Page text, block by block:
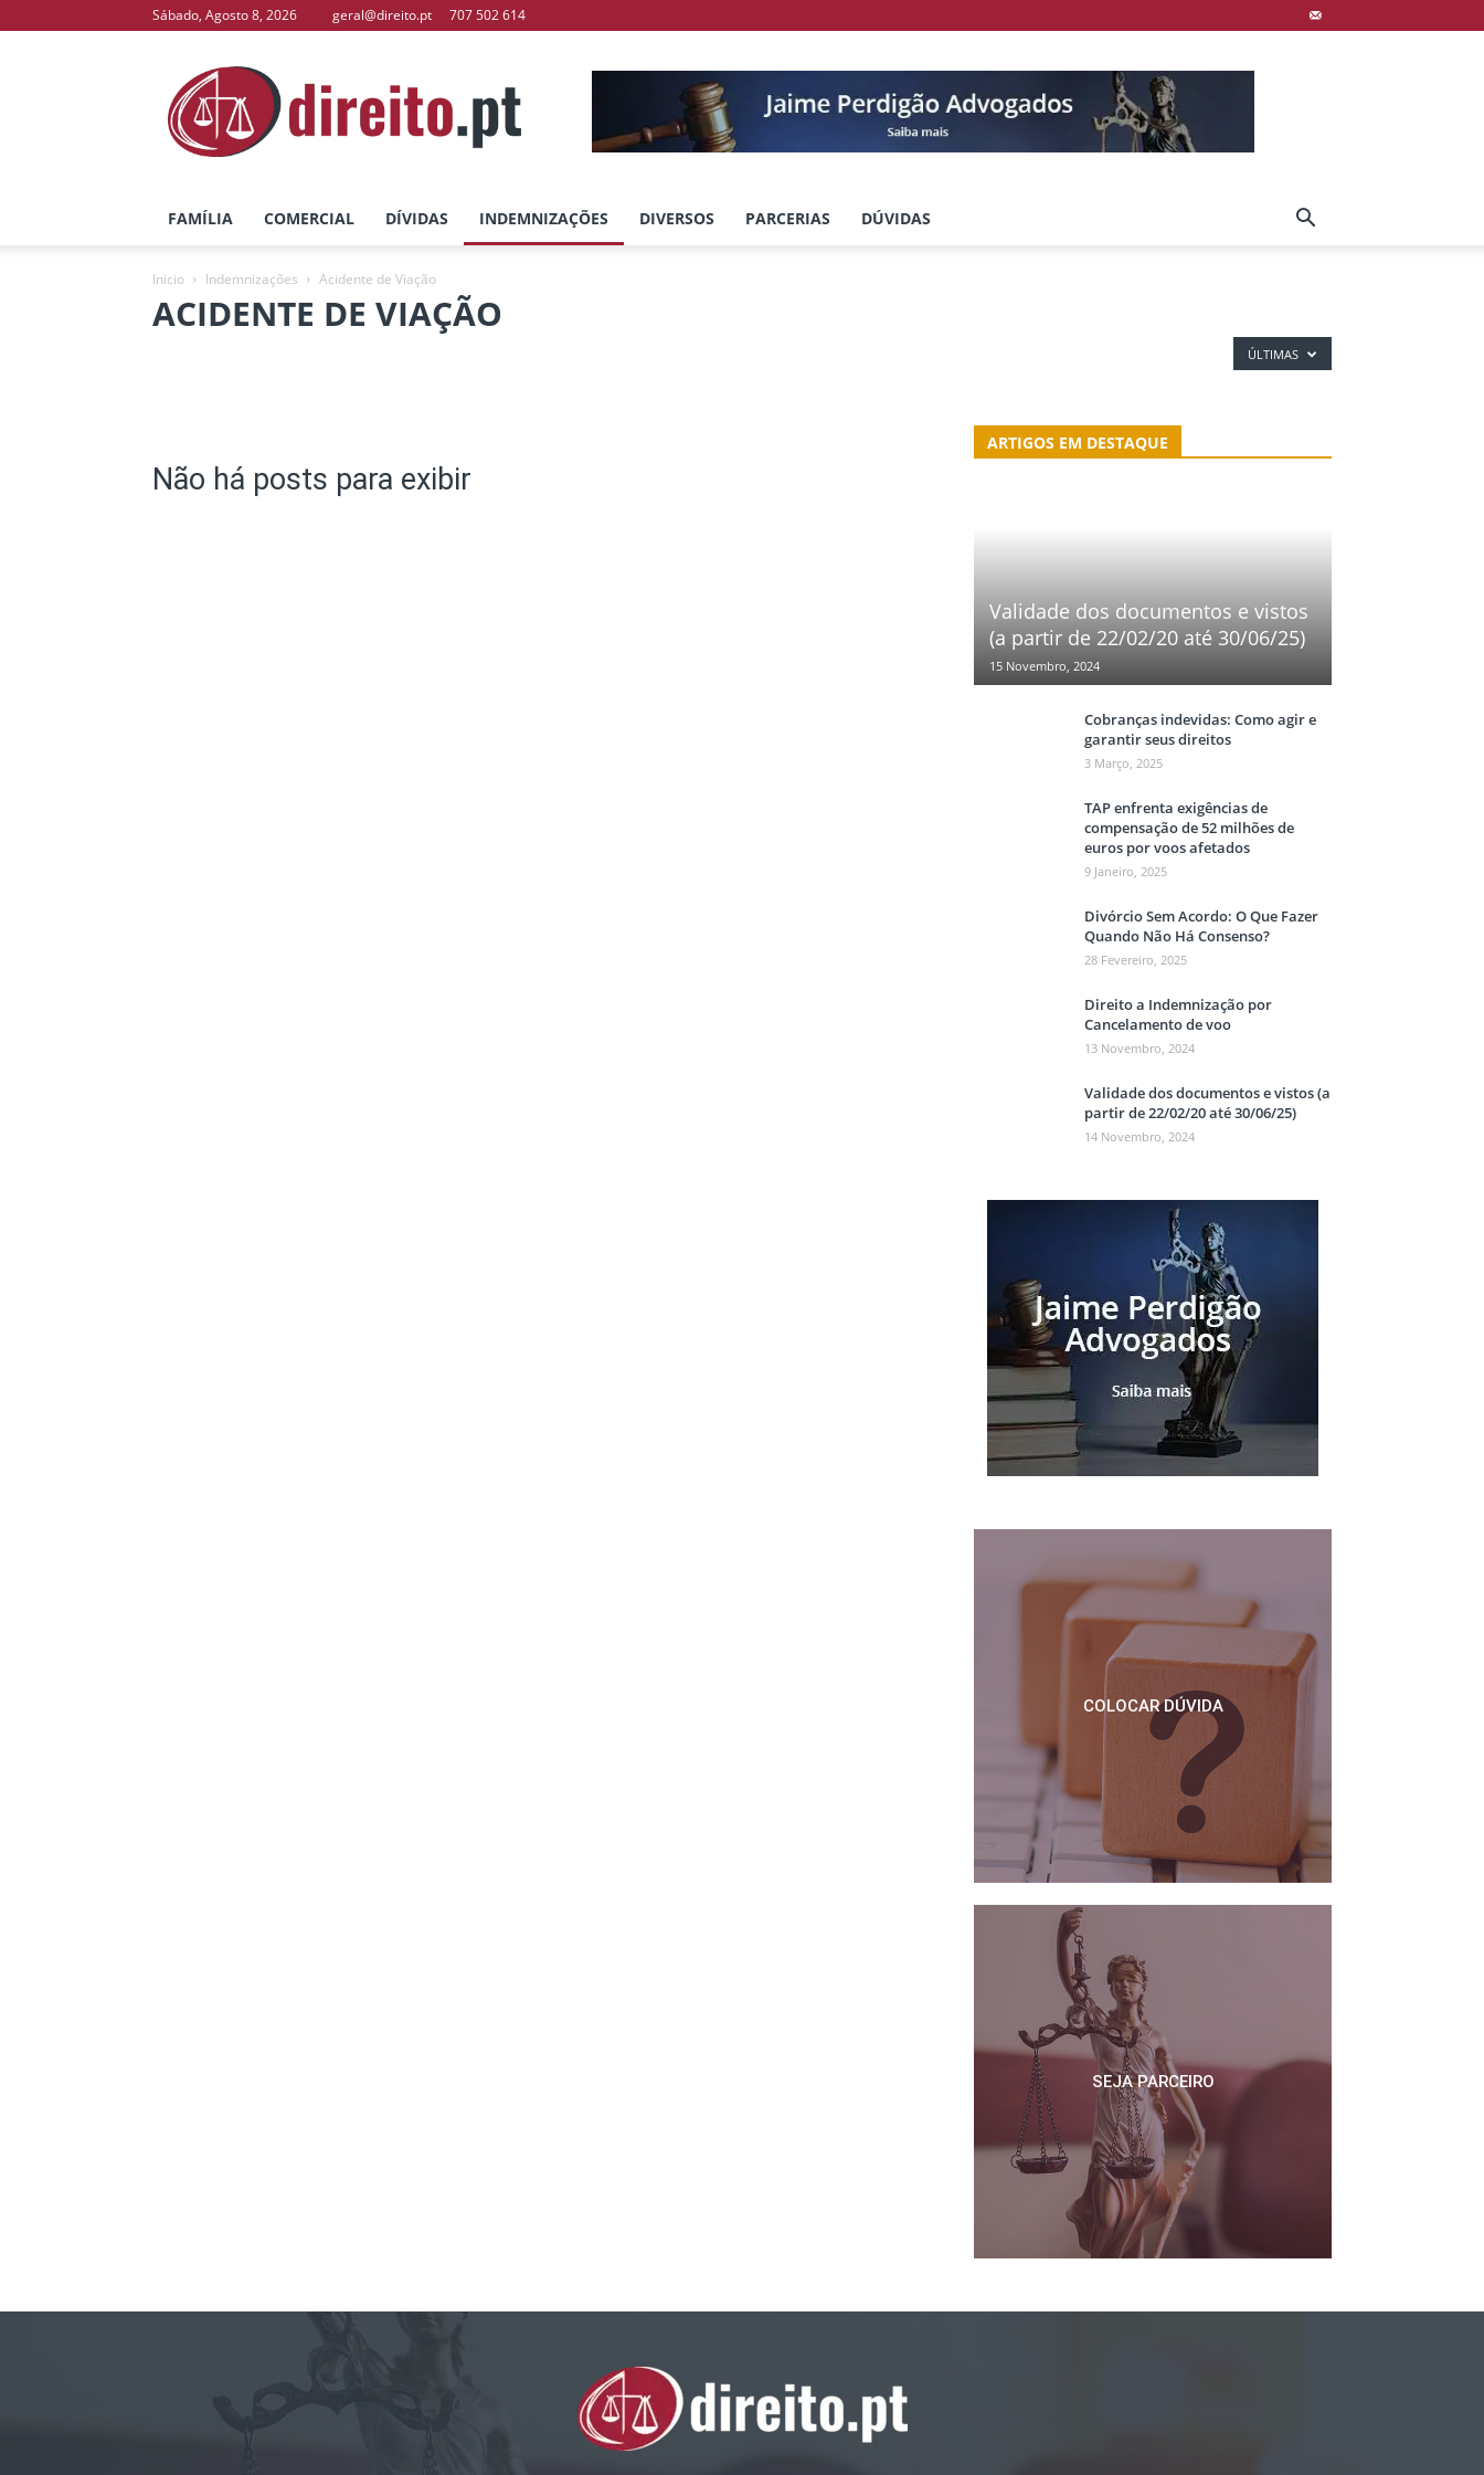
Sábado, Agosto 8, 2026 geral@direito.pt 707 502 614
direito.pt
–
O
Seu
Direito
FAMÍLIA COMERCIAL DÍVIDAS INDEMNIZAÇÕES DIVERSOS PARCERIAS DÚVIDAS
Inicio Indemnizações Acidente de Viação
ACIDENTE DE VIAÇÃO
ÚLTIMAS
Não há posts para exibir
ARTIGOS EM DESTAQUE
Validade dos documentos e vistos
(a partir de 22/02/20 até 30/06/25)
15 Novembro, 2024
Cobranças indevidas: Como agir e
garantir seus direitos
3 Março, 2025
TAP enfrenta exigências de
compensação de 52 milhões de
euros por voos afetados
9 Janeiro, 2025
Divórcio Sem Acordo: O Que Fazer
Quando Não Há Consenso?
28 Fevereiro, 2025
Direito a Indemnização por
Cancelamento de voo
13 Novembro, 2024
Validade dos documentos e vistos (a
partir de 22/02/20 até 30/06/25)
14 Novembro, 2024
COLOCAR DÚVIDA
SEJA PARCEIRO